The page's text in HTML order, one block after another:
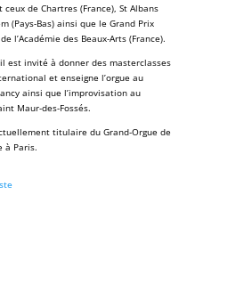
ceux de Chartres(France), St Albans
(Pays-Bas) ainsi que le Grand Prix
l’Académie des Beaux-Arts(France).
est invité à donner des masterclasses
et enseigne l’orgue au
ainsi que l’improvisation au
Maur-des-Fossés.
titulaire du Grand-Orgue de
à Paris.